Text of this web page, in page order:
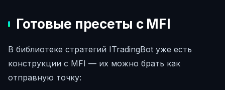
Готовые пресеты с MFI
В библиотеке стратегий ITradingBot уже есть
конструкции с MFI — их можно брать как
отправную точку: